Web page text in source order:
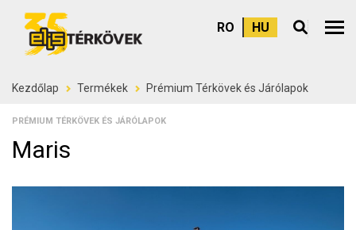
RO HU
Kezdőlap Termékek Prémium Térkövek és Járólapok
PRÉMIUM TÉRKÖVEK ÉS JÁRÓLAPOK
Maris